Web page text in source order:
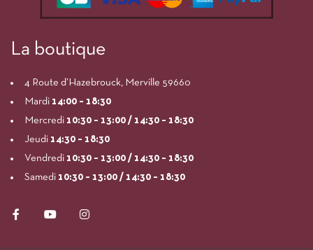
La boutique
4 Route d’Hazebrouck, Merville 59660
Mardi 14:00 – 18:30
Mercredi 10:30 – 13:00 / 14:30 – 18:30
Jeudi 14:30 – 18:30
Vendredi 10:30 – 13:00 / 14:30 – 18:30
Samedi 10:30 – 13:00 / 14:30 – 18:30